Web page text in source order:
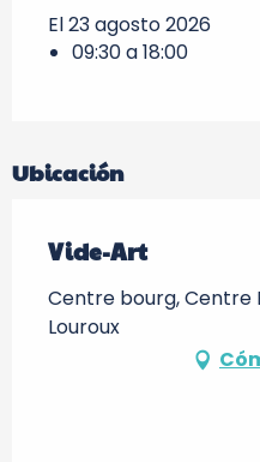
El 23 agosto 2026
09:30 a 18:00
Ubicación
Vide-Art
Centre bourg, Centre
Louroux